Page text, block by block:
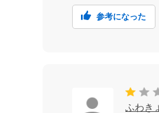
参考になった
ふわき